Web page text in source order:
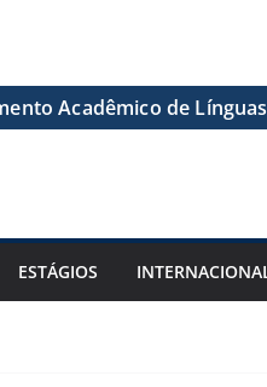
Acadêmico de
ESTÁGIOS